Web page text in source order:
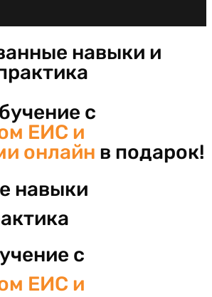
навыки и
с
ЕИС и
онлайн в подарок!
навыки
с
ЕИС и